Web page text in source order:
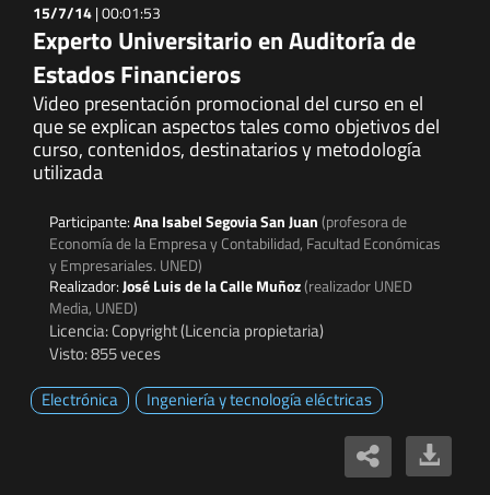
15/7/14|00:01:53
Experto Universitario en Auditoría de
Estados Financieros
Video presentación promocional del curso en el
que se explican aspectos tales como objetivos del
curso, contenidos, destinatarios y metodología
utilizada
Participante:Ana Isabel Segovia San Juan(profesora de
Economía de la Empresa y Contabilidad, Facultad Económicas
y Empresariales. UNED)
Realizador:José Luis de la Calle Muñoz(realizador UNED
Media, UNED)
Licencia: Copyright (Licencia propietaria)
Visto: 855 veces
Electrónica
Ingeniería y tecnología eléctricas